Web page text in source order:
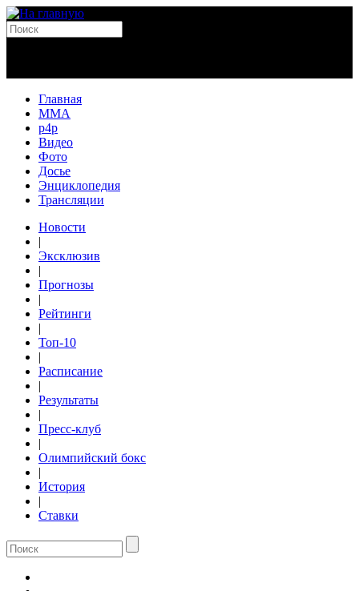
Главная
MMA
p4p
Видео
Фото
Досье
Энциклопедия
Трансляции
Новости
|
Эксклюзив
|
Прогнозы
|
Рейтинги
|
Топ-10
|
Расписание
|
Результаты
|
Пресс-клуб
|
Олимпийский бокс
|
История
|
Ставки